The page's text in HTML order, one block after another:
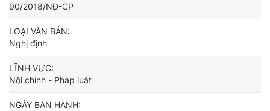
90/2018/NĐ-CP
LOẠI VĂN BẢN:
Nghị định
LĨNH VỰC:
Nội chính - Pháp luật
NGÀY BAN HÀNH: